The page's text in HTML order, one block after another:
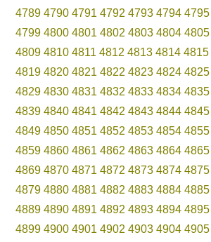
4789 4790 4791 4792 4793 4794 4795
4799 4800 4801 4802 4803 4804 4805
4809 4810 4811 4812 4813 4814 4815
4819 4820 4821 4822 4823 4824 4825
4829 4830 4831 4832 4833 4834 4835
4839 4840 4841 4842 4843 4844 4845
4849 4850 4851 4852 4853 4854 4855
4859 4860 4861 4862 4863 4864 4865
4869 4870 4871 4872 4873 4874 4875
4879 4880 4881 4882 4883 4884 4885
4889 4890 4891 4892 4893 4894 4895
4899 4900 4901 4902 4903 4904 4905